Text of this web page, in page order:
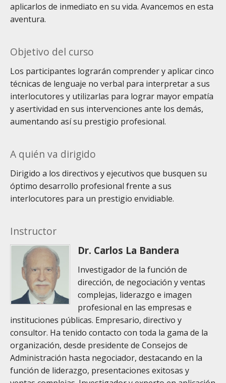
aplicarlos de inmediato en su vida. Avancemos en esta
aventura.
Objetivo del curso
Los participantes lograrán comprender y aplicar cinco
técnicas de lenguaje no verbal para interpretar a sus
interlocutores y utilizarlas para lograr mayor empatía
y asertividad en sus intervenciones ante los demás,
aumentando así su prestigio profesional.
A quién va dirigido
Dirigido a los directivos y ejecutivos que busquen su
óptimo desarrollo profesional frente a sus
interlocutores para un prestigio envidiable.
Instructor
Dr. Carlos La Bandera
Investigador de la función de
dirección, de negociación y ventas
complejas, liderazgo e imagen
profesional en las empresas e
instituciones públicas. Empresario, directivo y
consultor. Ha tenido contacto con toda la gama de la
organización, desde presidente de Consejos de
Administración hasta negociador, destacando en la
función de liderazgo, presentaciones exitosas y